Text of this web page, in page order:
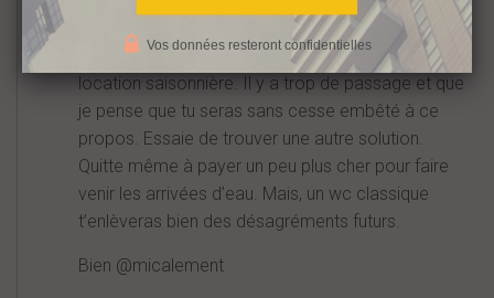
très mauvaise idée.
Que ce soit pour de la colocation et/ou de la
location saisonnière. Il y a trop de passage et que
je pense que tu seras sans cesse embêté à ce
propos. Essaie de trouver une autre solution.
Quitte même à payer un peu plus cher pour faire
venir les arrivées d’eau. Mais, un wc classique
t’enlèveras bien des désagréments futurs.
Bien @micalement
Vos données resteront confidentielles